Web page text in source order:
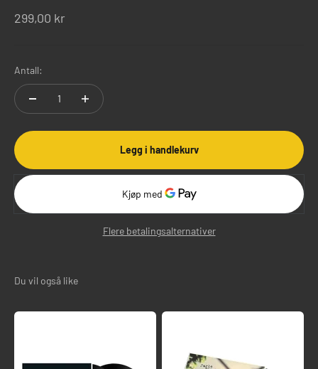
Salgspris
299,00 kr
Antall:
Legg i handlekurv
Flere betalingsalternativer